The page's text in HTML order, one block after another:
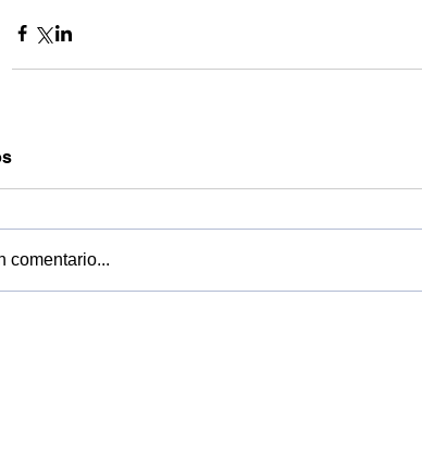
comentario...